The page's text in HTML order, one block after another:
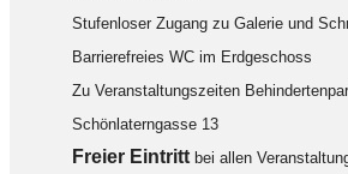
Stufenloser Zugang zu Galerie und
Barrierefreies WC im Erdgeschoss
Zu Veranstaltungszeiten
Schönlaterngasse 13
Freier Eintritt bei allen